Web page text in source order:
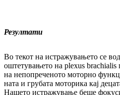
Резултати
Во текот на истражувањето се
оштетувањето на plexus brachialis
на не­по­пре­че­но­то моторно
ната и грубата моторика кај
Нашето ис­тр­ажу­ва­ње беше